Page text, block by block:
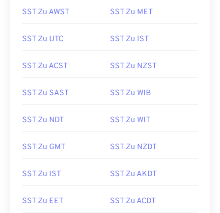
SST Zu AWST SST Zu MET
SST Zu UTC SST Zu IST
SST Zu ACST SST Zu NZST
SST Zu SAST SST Zu WIB
SST Zu NDT SST Zu WIT
SST Zu GMT SST Zu NZDT
SST Zu IST SST Zu AKDT
SST Zu EET SST Zu ACDT